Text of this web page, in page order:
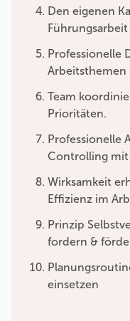
Den eigenen
Professionelle
Arbeitsthemen
Team
Prioritäten.
Professionelle
Controlling mit
Wirksamkeit
Effizienz im
Prinzip
fordern &
einsetzen